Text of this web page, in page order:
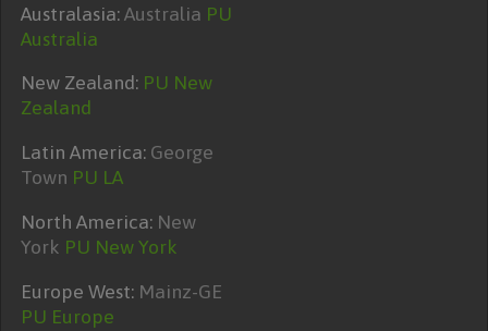
Australasia:Australia PU
Australia
New Zealand: PU New
Zealand
Latin America: George
Town PU LA
North America: New
York PU New York
Europe West: Mainz-GE
PU Europe